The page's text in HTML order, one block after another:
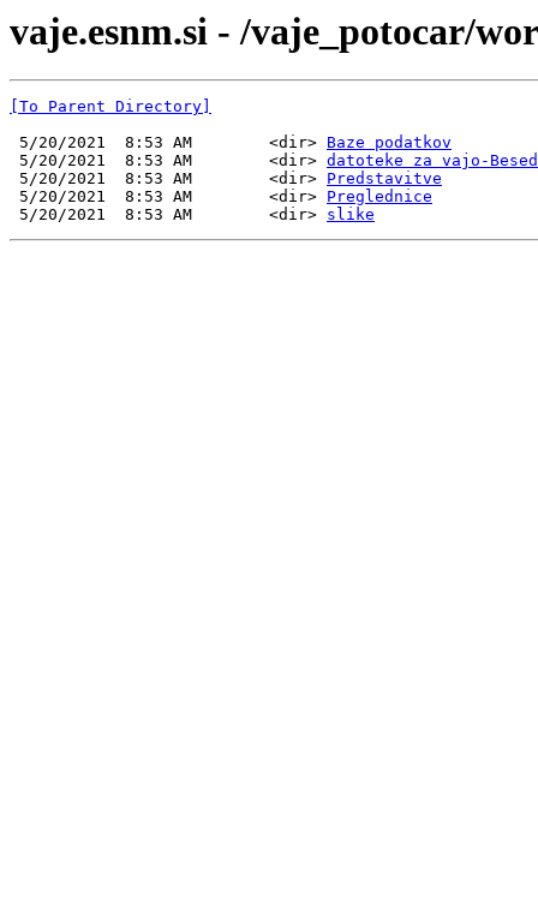
vaje.esnm.si - /vaje_potocar/
[To Parent Directory]
5/20/2021  8:53 AM        <dir> Baze podatkov
5/20/2021  8:53 AM        <dir> datoteke za vajo-
5/20/2021  8:53 AM        <dir> Predstavitve
5/20/2021  8:53 AM        <dir> Preglednice
5/20/2021  8:53 AM        <dir> slike